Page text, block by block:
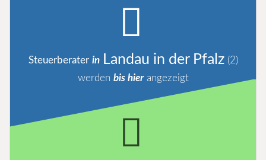
Steuerberater in Landau in der Pfalz (2)
werden bis hierangezeigt